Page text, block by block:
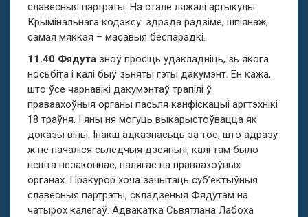
славесныя партрэты. На стале ляжалі артыкулы
Крымінальнага кодэксу: здрада радзіме, шпіянаж,
самая мяккая – масавыя беспарадкі.
11.40 Фядута зноў просіць удакладніць, зь якога
носьбіта і калі быў зьняты гэты дакумэнт. Ён кажа,
што ўсе чарнавікі дакумэнтаў трапілі ў
праваахоўныя органы пасьля канфіскацыі аргтэхнікі
18 траўня. І яны ня могуць выкарыстоўвацца як
доказы віны. Інакш адказнасьць за тое, што адразу
ж не пачаліся сьледчыя дзеяньні, калі там было
нешта незаконнае, палягае на праваахоўных
органах. Пракурор хоча зачытаць суб’ектыўныя
славесныя партрэты, складзеныя Фядутам на
чатырох калегаў. Адвакатка Сьвятлана Лабоха